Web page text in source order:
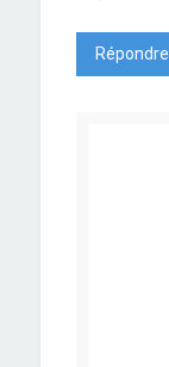
Répondre